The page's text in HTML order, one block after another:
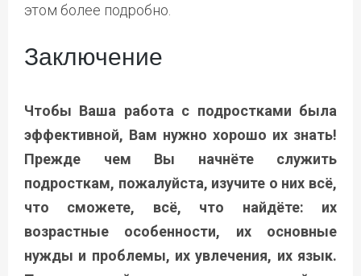
этом более подробно.
Заключение
Чтобы Ваша работа с подростками была
эффективной, Вам нужно хорошо их знать!
Прежде чем Вы начнёте служить
подросткам, пожалуйста, изучите о них всё,
что сможете, всё, что найдёте: их
возрастные особенности, их основные
нужды и проблемы, их увлечения, их язык.